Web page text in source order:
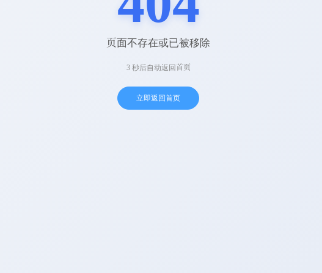
页面不存在或已被移除
3 秒后自动返回首页
立即返回首页